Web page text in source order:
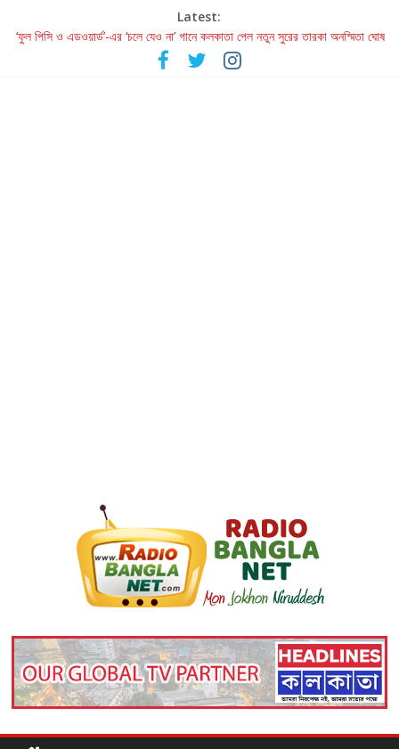
Latest:
‘ফুল পিসি ও এডওয়ার্ড’-এর ‘চলে যেও না’ গানে কলকাতা পেল নতুন সুরের তারকা অনস্মিতা ঘোষ
রবীন্দ্রনাথ ও গুলজারের সৃষ্টির মেলবন্ধনে মুগ্ধ করল ‘দুই তারার দোতারা’
কলের গান থেকে রীলস্ — বাঙালির গান শোনার বিবর্তনের গল্প